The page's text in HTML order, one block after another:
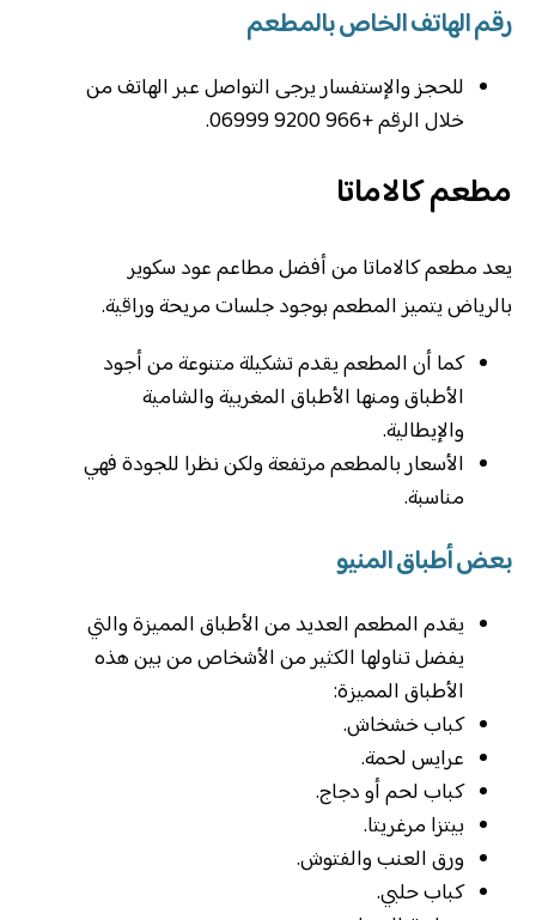
رقم الهاتف الخاص بالمطعم
للحجز والإستفسار يرجى التواصل عبر الهاتف من
خلال الرقم +966 9200 06999.
مطعم كالاماتا
يعد مطعم كالاماتا من أفضل مطاعم عود سكوير
بالرياض يتميز المطعم بوجود جلسات مريحة وراقية.
كما أن المطعم يقدم تشكيلة متنوعة من أجود
الأطباق ومنها الأطباق المغربية والشامية
والإيطالية.
الأسعار بالمطعم مرتفعة ولكن نظرا للجودة فهي
مناسبة.
بعض أطباق المنيو
يقدم المطعم العديد من الأطباق المميزة والتي
يفضل تناولها الكثير من الأشخاص من بين هذه
الأطباق المميزة:
كباب خشخاش.
عرايس لحمة.
كباب لحم أو دجاج.
بيتزا مرغريتا.
ورق العنب والفتوش.
كباب حلبي.